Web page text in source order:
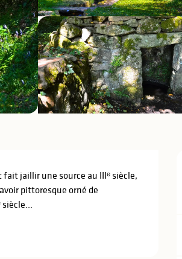
jaillir une source au IIIᵉ siècle,
pittoresque orné de